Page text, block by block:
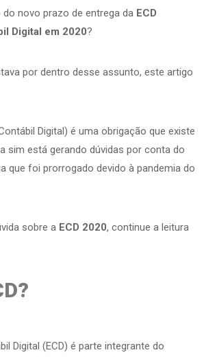
novo prazo de entrega da ECD
Digital em 2020?
por dentro desse assunto, este artigo
Digital) é uma obrigação que existe
sim está gerando dúvidas por conta do
que foi prorrogado devido à pandemia do
sobre a ECD 2020, continue a leitura
Digital (ECD) é parte integrante do